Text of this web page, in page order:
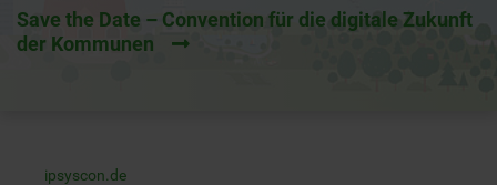
Save the Date – Convention für die digitale Zukunft
der Kommunen
ipsyscon.de